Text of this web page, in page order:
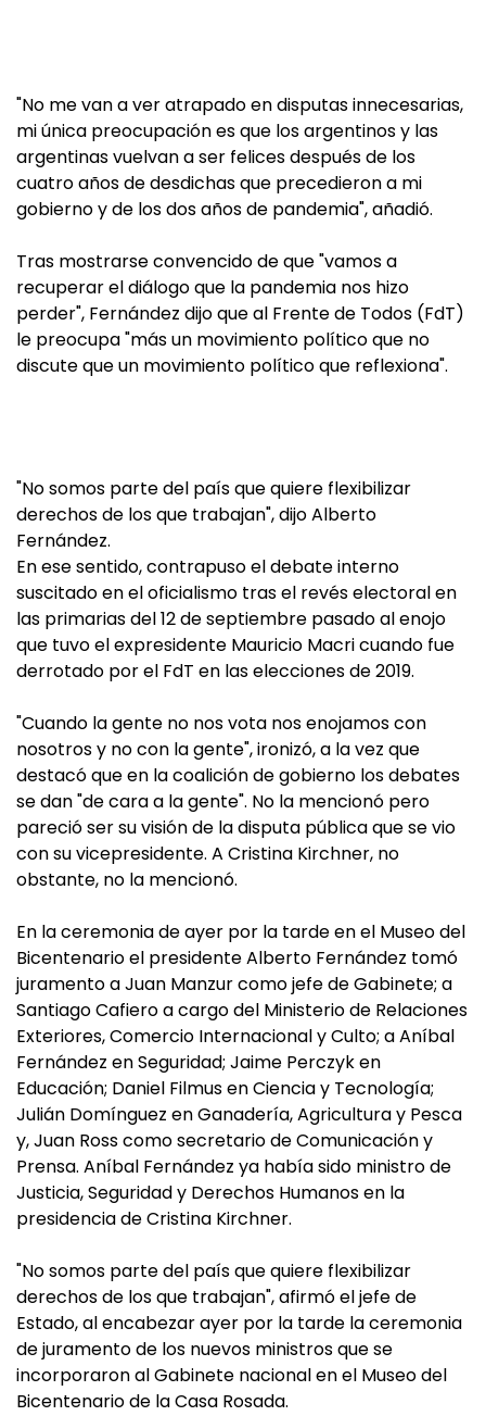
"No me van a ver atrapado en disputas innecesarias,
mi única preocupación es que los argentinos y las
argentinas vuelvan a ser felices después de los
cuatro años de desdichas que precedieron a mi
gobierno y de los dos años de pandemia", añadió.
Tras mostrarse convencido de que "vamos a
recuperar el diálogo que la pandemia nos hizo
perder", Fernández dijo que al Frente de Todos (FdT)
le preocupa "más un movimiento político que no
discute que un movimiento político que reflexiona".
"No somos parte del país que quiere flexibilizar
derechos de los que trabajan", dijo Alberto
Fernández.
En ese sentido, contrapuso el debate interno
suscitado en el oficialismo tras el revés electoral en
las primarias del 12 de septiembre pasado al enojo
que tuvo el expresidente Mauricio Macri cuando fue
derrotado por el FdT en las elecciones de 2019.
"Cuando la gente no nos vota nos enojamos con
nosotros y no con la gente", ironizó, a la vez que
destacó que en la coalición de gobierno los debates
se dan "de cara a la gente". No la mencionó pero
pareció ser su visión de la disputa pública que se vio
con su vicepresidente. A Cristina Kirchner, no
obstante, no la mencionó.
En la ceremonia de ayer por la tarde en el Museo del
Bicentenario el presidente Alberto Fernández tomó
juramento a Juan Manzur como jefe de Gabinete; a
Santiago Cafiero a cargo del Ministerio de Relaciones
Exteriores, Comercio Internacional y Culto; a Aníbal
Fernández en Seguridad; Jaime Perczyk en
Educación; Daniel Filmus en Ciencia y Tecnología;
Julián Domínguez en Ganadería, Agricultura y Pesca
y, Juan Ross como secretario de Comunicación y
Prensa. Aníbal Fernández ya había sido ministro de
Justicia, Seguridad y Derechos Humanos en la
presidencia de Cristina Kirchner.
"No somos parte del país que quiere flexibilizar
derechos de los que trabajan", afirmó el jefe de
Estado, al encabezar ayer por la tarde la ceremonia
de juramento de los nuevos ministros que se
incorporaron al Gabinete nacional en el Museo del
Bicentenario de la Casa Rosada.